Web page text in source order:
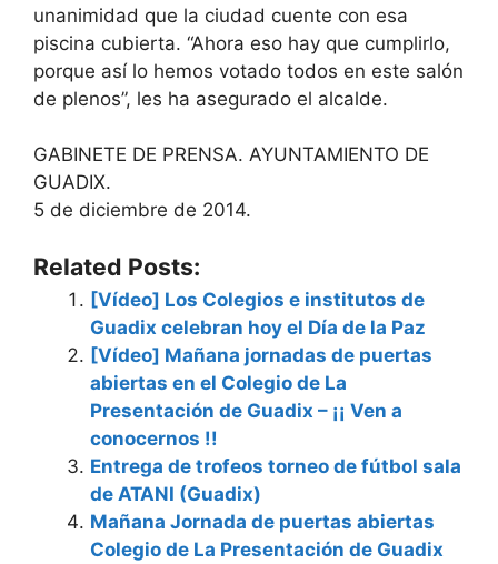
unanimidad que la ciudad cuente con esa
piscina cubierta. “Ahora eso hay que cumplirlo,
porque así lo hemos votado todos en este salón
de plenos”, les ha asegurado el alcalde.
GABINETE DE PRENSA. AYUNTAMIENTO DE
GUADIX.
5 de diciembre de 2014.
Related Posts:
[Vídeo] Los Colegios e institutos de
Guadix celebran hoy el Día de la Paz
[Vídeo] Mañana jornadas de puertas
abiertas en el Colegio de La
Presentación de Guadix – ¡¡ Ven a
conocernos !!
Entrega de trofeos torneo de fútbol sala
de ATANI (Guadix)
Mañana Jornada de puertas abiertas
Colegio de La Presentación de Guadix